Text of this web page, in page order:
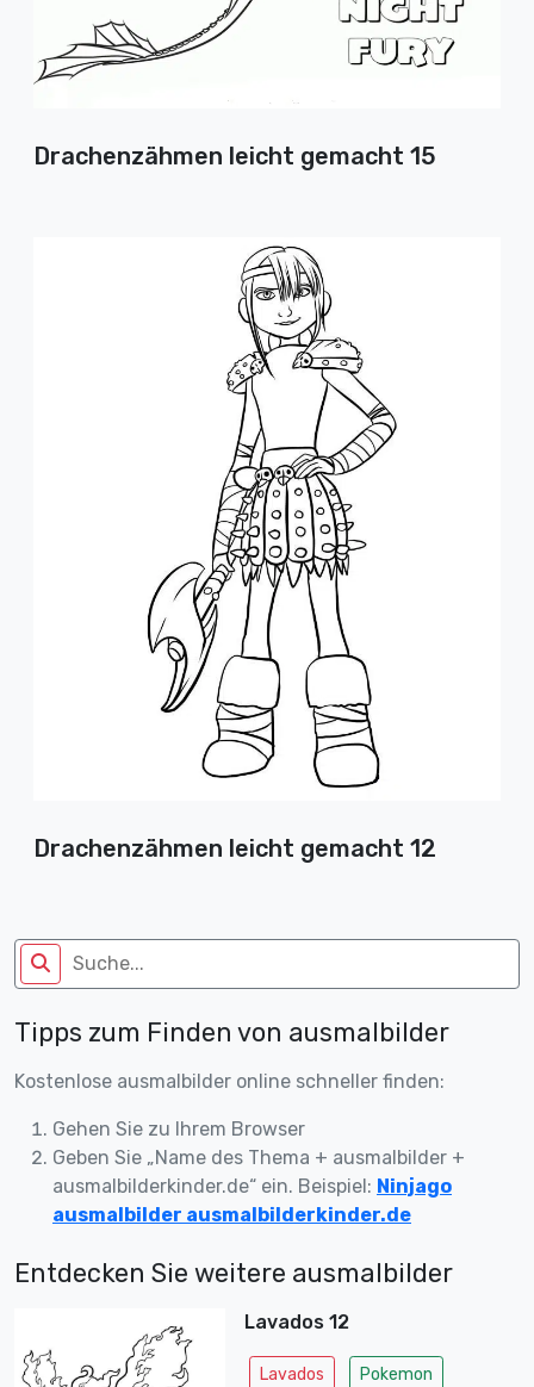
Drachenzähmen leicht gemacht 15
Drachenzähmen leicht gemacht 12
Tipps zum Finden von ausmalbilder
Kostenlose ausmalbilder online schneller finden:
Gehen Sie zu Ihrem Browser
Geben Sie „Name des Thema + ausmalbilder +
ausmalbilderkinder.de“ ein. Beispiel: Ninjago
ausmalbilder ausmalbilderkinder.de
Entdecken Sie weitere ausmalbilder
Lavados 12
Lavados Pokemon